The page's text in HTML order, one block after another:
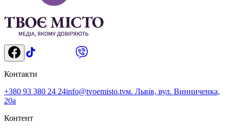
Контакти
+380 93 380 24 24info@tvoemisto.tvм. Львів, вул. Винниченка,
20а
Контент